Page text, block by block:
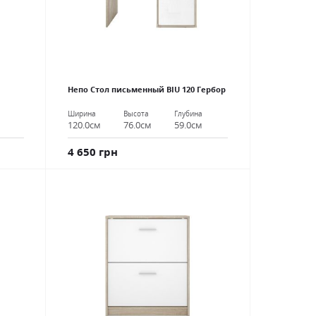
Непо Стол письменный BIU 120 Гербор
Ширина
120.0см
Высота
76.0см
Глубина
59.0см
4 650 грн